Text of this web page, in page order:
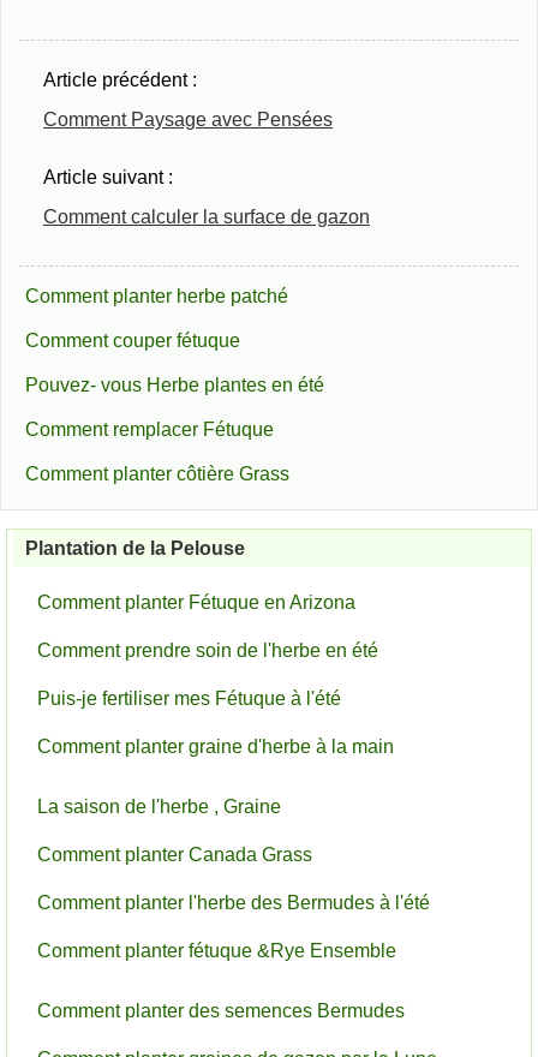
Article précédent :
Comment Paysage avec Pensées
Article suivant :
Comment calculer la surface de gazon
Comment planter herbe patché
Comment couper fétuque
Pouvez- vous Herbe plantes en été
Comment remplacer Fétuque
Comment planter côtière Grass
Plantation de la Pelouse
Comment planter Fétuque en Arizona
Comment prendre soin de l'herbe en été
Puis-je fertiliser mes Fétuque à l'été
Comment planter graine d'herbe à la main
La saison de l'herbe , Graine
Comment planter Canada Grass
Comment planter l'herbe des Bermudes à l'été
Comment planter fétuque &Rye Ensemble
Comment planter des semences Bermudes